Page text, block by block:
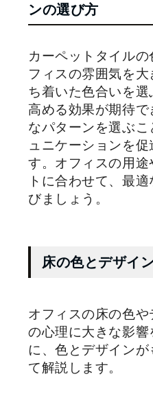
ンの選び方
カーペットタイル
フィスの雰囲気を
ち着いた色合いを
高める効果が期待
なパターンを選ぶこ
ュニケーションを
す。オフィスの用
トに合わせて、最
びましょう。
床の色とデザイ
オフィスの床の色
の心理に大きな影
に、色とデザイン
て解説します。